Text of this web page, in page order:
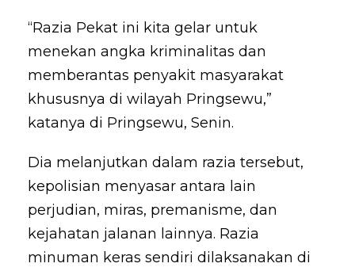
“Razia Pekat ini kita gelar untuk
menekan angka kriminalitas dan
memberantas penyakit masyarakat
khususnya di wilayah Pringsewu,”
katanya di Pringsewu, Senin.
Dia melanjutkan dalam razia tersebut,
kepolisian menyasar antara lain
perjudian, miras, premanisme, dan
kejahatan jalanan lainnya. Razia
minuman keras sendiri dilaksanakan di